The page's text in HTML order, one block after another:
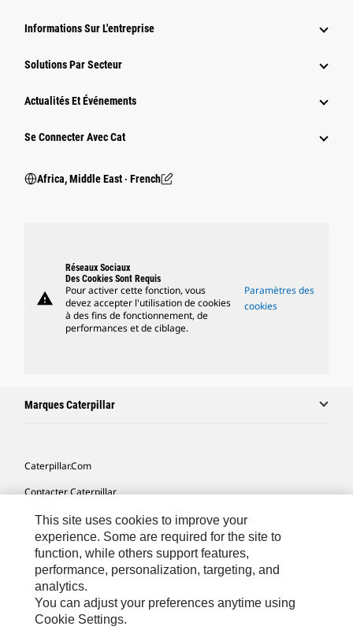
Informations Sur L'entreprise
Solutions Par Secteur
Actualités Et Événements
Se Connecter Avec Cat
Africa, Middle East ‧ French
warning
Réseaux Sociaux
Des Cookies Sont Requis
Pour activer cette fonction, vous
devez accepter l'utilisation de cookies
à des fins de fonctionnement, de
performances et de ciblage.
Paramètres des
cookies
Marques Caterpillar
Caterpillar.com
Contacter Caterpillar
Mes Préférences Marketing
Plan Du Site
Cookie Settings
Mentions Légales
Confidentialité
This site uses cookies to improve your
experience. Some are required for the site to
function, while others support features,
performance, personalization, targeting, and
analytics.
You can adjust your preferences anytime using
Cookie Settings.